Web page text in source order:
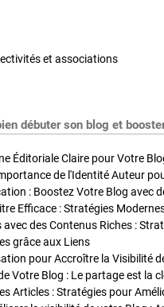
et associations
débuter son blog et
Éditoriale Claire pour Votre
de l'Identité Auteur
Efficace : Stratégies
grâce aux Liens
pour Accroître la Visibilité
Votre Blog : Le partage est la